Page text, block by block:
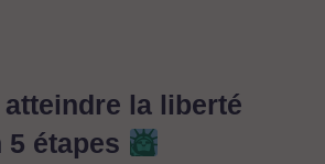
la liberté
étapes